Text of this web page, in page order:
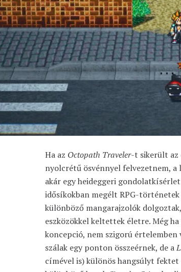
Ha az Octopath Traveler-t sikerült az
nyolcrétű ösvénnyel felvezetnem, a
akár egy heideggeri
idősíkokban megélt RPG-
különböző mangarajzolók
eszközökkel keltettek életre. Még
koncepció, nem szigorú
szálak egy ponton összeérnek, de a
címével is) különös hangsúlyt fektet